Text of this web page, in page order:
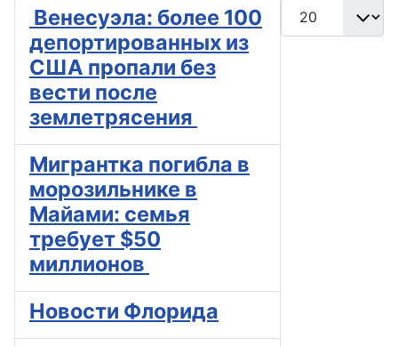
Кол-во строк:
Венесуэла: более 100
депортированных из
США пропали без
вести после
землетрясения
Мигрантка погибла в
морозильнике в
Майами: семья
требует $50
миллионов
Новости Флорида